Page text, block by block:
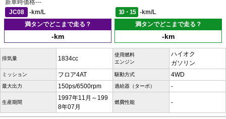
新車時価格---
JC08
-km/L 10・15
-km/L
満タンでどこまで走る？
-km
満タンでどこまで走る？
-km
排気量 1834cc
使用燃料
エンジン
ハイオク
ガソリン
ミッション フロア4AT 駆動方式 4WD
最大出力 150ps/6500rpm 過給器（ターボ） -
生産期間
1997年11月～199
8年07月
燃費性能 -